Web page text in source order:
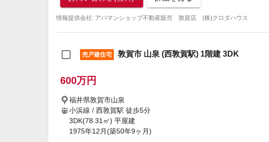
情報提供会社: アパマンショップ不動産販売 敦賀店 (株)クロダハウス
売戸建住宅 敦賀市 山泉 (西敦賀駅) 1階建 3DK
600万円
福井県敦賀市山泉
小浜線 / 西敦賀駅 徒歩5分
3DK(78.31㎡) 平屋建
1975年12月(築50年9ヶ月)